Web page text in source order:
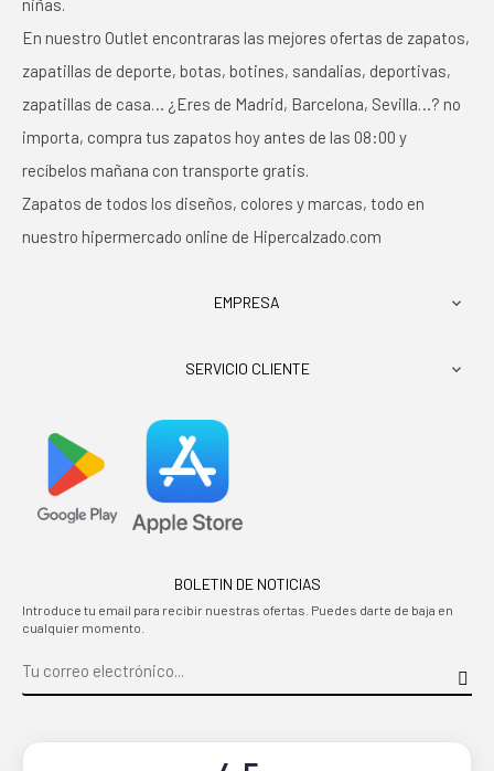
niñas.
En nuestro Outlet encontraras las mejores ofertas de zapatos,
zapatillas de deporte, botas, botines, sandalias, deportivas,
zapatillas de casa… ¿Eres de Madrid, Barcelona, Sevilla…? no
importa, compra tus zapatos hoy antes de las 08:00 y
recíbelos mañana con transporte gratis.
Zapatos de todos los diseños, colores y marcas, todo en
nuestro hipermercado online de Hipercalzado.com
EMPRESA 
SERVICIO CLIENTE 
BOLETIN DE NOTICIAS
Introduce tu email para recibir nuestras ofertas. Puedes darte de baja en
cualquier momento.